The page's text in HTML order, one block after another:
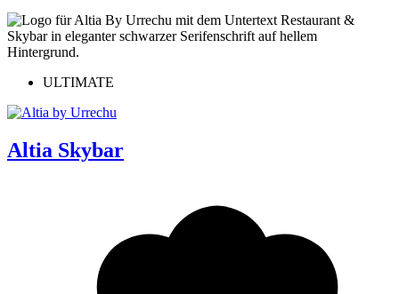
ULTIMATE
Altia Skybar